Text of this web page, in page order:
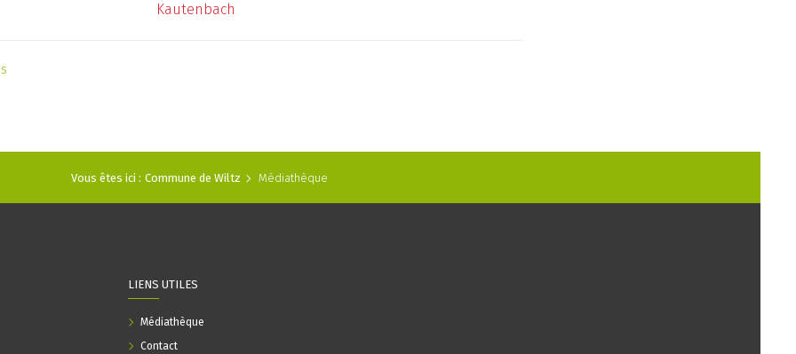
Kautenbach
Vous êtes ici : Commune de Wiltz Médiathèque
LIENS UTILES
Médiathèque
Contact